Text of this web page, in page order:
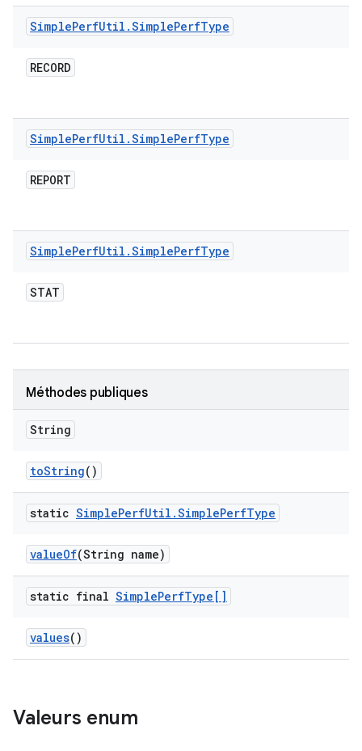
SimplePerfUtil .SimplePerfType
RECORD
SimplePerfUtil .SimplePerfType
REPORT
SimplePerfUtil .SimplePerfType
STAT
Méthodes publiques
String
toString()
static SimplePerfUtil .SimplePerfType
valueOf(String name)
static final SimplePerfType[]
values()
Valeurs enum